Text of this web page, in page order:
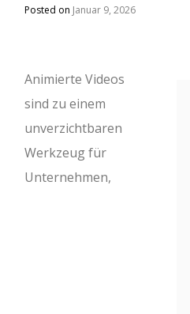
Posted on Januar 9, 2026
Animierte Videos
sind zu einem
unverzichtbaren
Werkzeug für
Unternehmen,